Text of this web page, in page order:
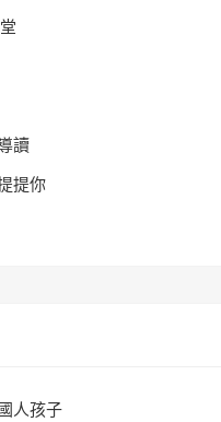
讀
提你
人孩子